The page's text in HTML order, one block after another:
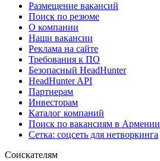
Размещение вакансий
Поиск по резюме
О компании
Наши вакансии
Реклама на сайте
Требования к ПО
Безопасный HeadHunter
HeadHunter API
Партнерам
Инвесторам
Каталог компаний
Поиск по вакансиям в Армении
Сетка: соцсеть для нетворкинга
Соискателям